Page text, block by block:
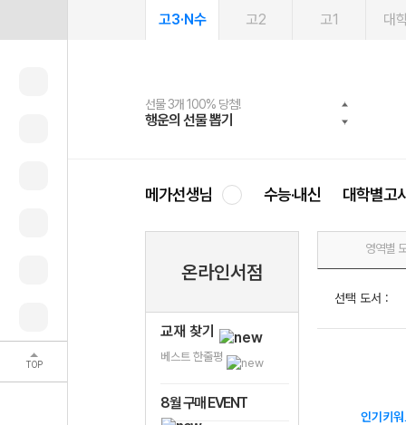
TOP
고3·N수 고2 고1 대
선물 3개 100% 당첨!
행운의 선물 뽑기
선물 100% 증정!
메가스터디 X 올리브
여름방학 스터디 캐시백
메가런 썸머스쿨
2027 러셀 단과
강사 공개선발
스마트러닝앱
설문 EVENT
메가패스
3일 무료 체험권
메가패스 수강생 무료혜택!
메가클럽 멤버십
사회공헌 캠페인
희망이룸 메가나눔
메가선생님 수능·내신 대학별고
온라인서점
교재 찾기
베스트 한줄평
8월 구매 EVENT
영역별
선택 도서 :
인기키